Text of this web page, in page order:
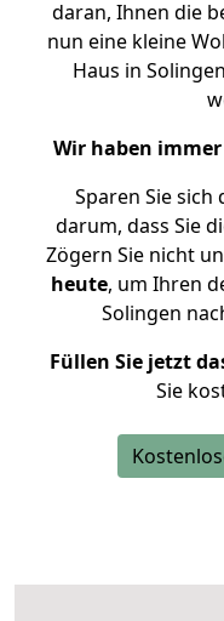
daran, Ihnen die
nun eine kleine
Haus in
Wir haben
Sparen Sie
darum, dass Sie
Zögern Sie nicht
heute, um Ihren
Solingen
Füllen Sie jetzt
Sie